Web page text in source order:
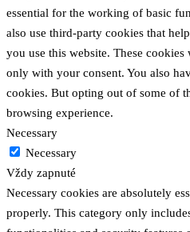
essential for the working of basic
also use third-party cookies that
you use this website. These
only with your consent. You also
cookies. But opting out of some of
browsing experience.
Necessary
Necessary
Vždy zapnuté
Necessary cookies are absolutely
properly. This category only